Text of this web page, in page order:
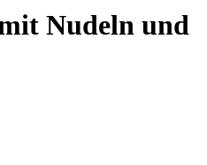
Nudeln und